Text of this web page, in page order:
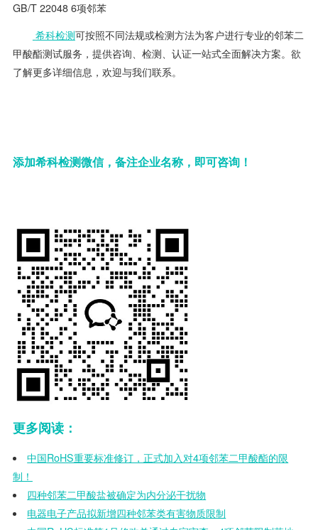
GB/T 22048 6项邻苯
希科检测可按照不同法规或检测方法为客户进行专业的邻苯二
甲酸酯测试服务，提供咨询、检测、认证一站式全面解决方案。欲
了解更多详细信息，欢迎与我们联系。
添加希科检测微信，备注企业名称，即可咨询！
更多阅读：
中国RoHS重要标准修订，正式加入对4项邻苯二甲酸酯的限
制！
四种邻苯二甲酸盐被确定为内分泌干扰物
电器电子产品拟新增四种邻苯类有害物质限制